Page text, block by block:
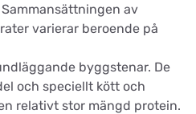
av
varierar beroende på
byggstenar. De
och speciellt kött och
relativt stor mängd protein.